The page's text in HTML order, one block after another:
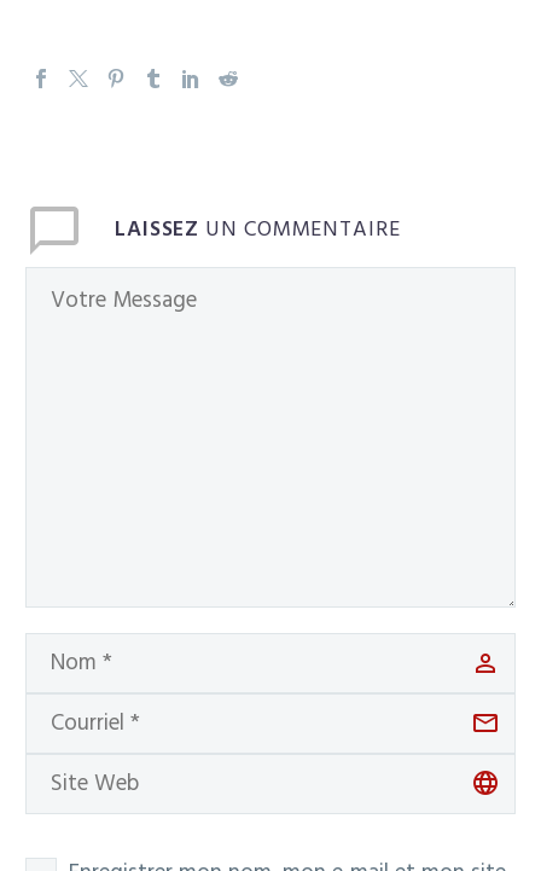
LAISSEZ UN COMMENTAIRE